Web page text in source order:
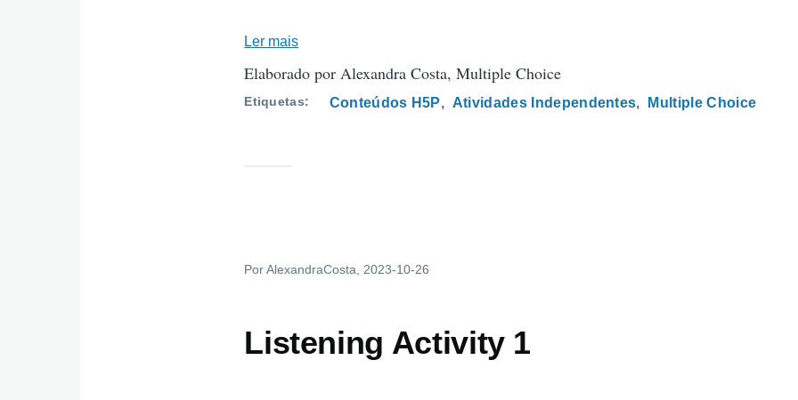
Ler mais
Listening
Elaborado por Alexandra Costa, Multiple Choice
Etiquetas Conteúdos H5P Atividades Independentes Multiple Choice
PorAlexandraCosta , 2023-10-26
Listening Activity 1